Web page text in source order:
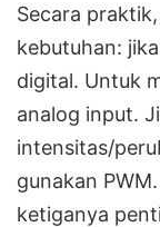
Secara
kebutuhan:
digital. Untuk
analog input.
intensitas/
gunakan
ketiganya